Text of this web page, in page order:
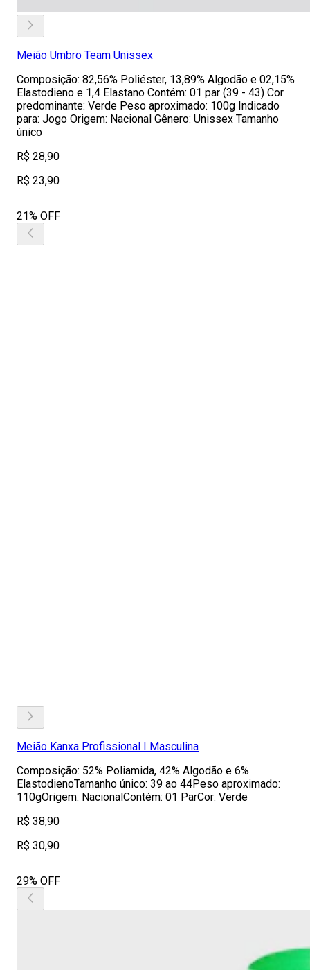
Meião Umbro Team Unissex
Composição: 82,56% Poliéster, 13,89% Algodão e 02,15%
Elastodieno e 1,4 Elastano Contém: 01 par (39 - 43) Cor
predominante: Verde Peso aproximado: 100g Indicado
para: Jogo Origem: Nacional Gênero: Unissex Tamanho
único
R$ 28,90
R$ 23,90
21% OFF
Meião Kanxa Profissional I Masculina
Composição: 52% Poliamida, 42% Algodão e 6%
ElastodienoTamanho único: 39 ao 44Peso aproximado:
110gOrigem: NacionalContém: 01 ParCor: Verde
R$ 38,90
R$ 30,90
29% OFF